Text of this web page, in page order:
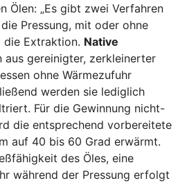
Ölen: „Es gibt zwei Verfahren
Pressung, mit oder ohne
die Extraktion. Native
aus gereinigter, zerkleinerter
ohne Wärmezufuhr
werden sie lediglich
Für die Gewinnung nicht-
die entsprechend vorbereitete
auf 40 bis 60 Grad erwärmt.
des Öles, eine
während der Pressung erfolgt